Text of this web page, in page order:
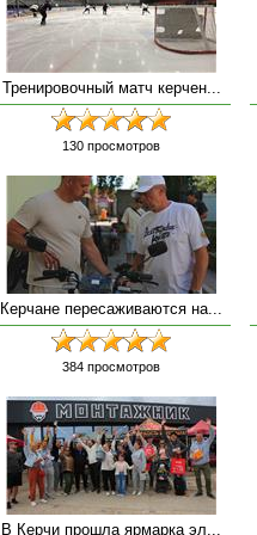
Тренировочный матч керчен...
130 просмотров
Керчане пересаживаются на...
384 просмотров
В Керчи прошла ярмарка эл...